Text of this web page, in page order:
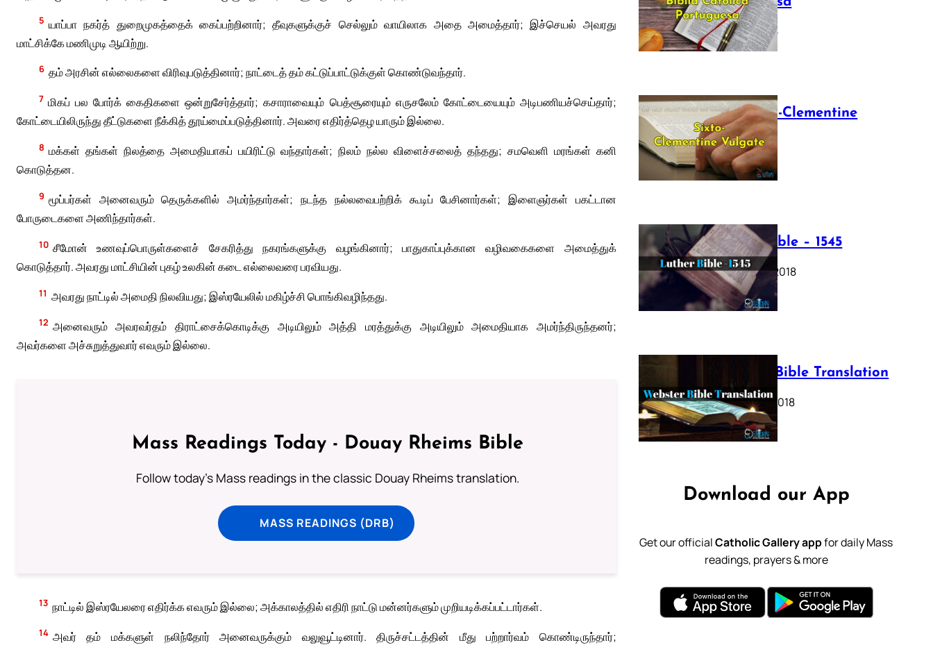
5 யாப்பா நகர்த் துறைமுகத்தைக் கைப்பற்றினார்; தீவுகளுக்குச் செல்லும் வாயிலாக அதை அமைத்தார்; இச்செயல் அவரது
மாட்சிக்கே மணிமுடி ஆயிற்று.
6 தம் அரசின் எல்லைகளை விரிவுபடுத்தினார்; நாட்டைத் தம் கட்டுப்பாட்டுக்குள் கொண்டுவந்தார்.
7 மிகப் பல போர்க் கைதிகளை ஒன்றுசேர்த்தார்; கசாராவையும் பெத்சூரையும் எருசலேம் கோட்டையையும் அடிபணியச்செய்தார்;
கோட்டையிலிருந்து தீட்டுகளை நீக்கித் தூய்மைப்படுத்தினார். அவரை எதிர்த்தெழ யாரும் இல்லை.
8 மக்கள் தங்கள் நிலத்தை அமைதியாகப் பயிரிட்டு வந்தார்கள்; நிலம் நல்ல விளைச்சலைத் தந்தது; சமவெளி மரங்கள் கனி
கொடுத்தன.
9 மூப்பர்கள் அனைவரும் தெருக்களில் அமர்ந்தார்கள்; நடந்த நல்லவைபற்றிக் கூடிப் பேசினார்கள்; இளைஞர்கள் பகட்டான
போருடைகளை அணிந்தார்கள்.
10 சீமோன் உணவுப்பொருள்களைச் சேகரித்து நகரங்களுக்கு வழங்கினார்; பாதுகாப்புக்கான வழிவகைகளை அமைத்துக்
கொடுத்தார். அவரது மாட்சியின் புகழ் உலகின் கடை எல்லைவரை பரவியது.
11 அவரது நாட்டில் அமைதி நிலவியது; இஸ்ரயேலில் மகிழ்ச்சி பொங்கிவழிந்தது.
12 அனைவரும் அவரவர்தம் திராட்சைக்கொடிக்கு அடியிலும் அத்தி மரத்துக்கு அடியிலும் அமைதியாக அமர்ந்திருந்தனர்;
அவர்களை அச்சுறுத்துவார் எவரும் இல்லை.
Mass Readings Today - Douay Rheims Bible
Follow today's Mass readings in the classic Douay Rheims translation.
MASS READINGS (DRB)
13 நாட்டில் இஸ்ரயேலரை எதிர்க்க எவரும் இல்லை; அக்காலத்தில் எதிரி நாட்டு மன்னர்களும் முறியடிக்கப்பட்டார்கள்.
14 அவர் தம் மக்களுள் நலிந்தோர் அனைவருக்கும் வலுவூட்டினார். திருச்சட்டத்தின் மீது பற்றார்வம் கொண்டிருந்தார்;
July 16, 2025
The Sixto-Clementine
Vulgate
July 12, 2025
Luther Bible – 1545
October 17, 2018
Webster Bible Translation
October 11, 2018
Download our App
Get our officialCatholic Gallery appfor daily Mass
readings, prayers & more